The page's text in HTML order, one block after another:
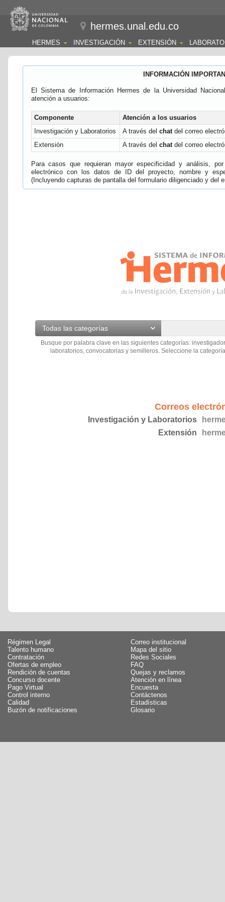
hermes.unal.edu.co
HERMES INVESTIGACIÓN EXTENSIÓN
INFORMACIÓN
El Sistema de Información Hermes de la Universidad
atención a usuarios:
Componente
Atención a los usuarios
Investigación y Laboratorios
A través del chatdel correo
Extensión
A través del chatdel correo
Para casos que requieran mayor especificidad y análisis,
electrónico con los datos de ID del proyecto, nombre y
(Incluyendo capturas de pantalla del formulario diligenciado y del
Todas las categorías
Busque por palabra clave en las siguientes categorías:
laboratorios, convocatorias y semilleros. Seleccione la
Correos
Investigación y Laboratorios
Extensión
Régimen Legal
Talento humano
Contratación
Ofertas de empleo
Rendición de cuentas
Concurso docente
Pago Virtual
Control interno
Calidad
Buzón de notificaciones
Correo institucional
Mapa del sitio
Redes Sociales
FAQ
Quejas y reclamos
Atención en línea
Encuesta
Contáctenos
Estadísticas
Glosario